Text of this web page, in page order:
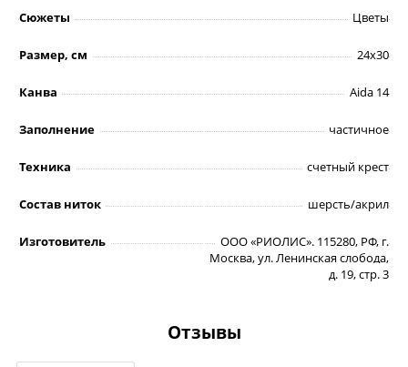
Сюжеты Цветы
Размер, см 24х30
Канва Aida 14
Заполнение частичное
Техника счетный крест
Состав ниток шерсть/акрил
Изготовитель
ООО «РИОЛИС». 115280, РФ, г.
Москва, ул. Ленинская слобода,
д. 19, стр. 3
Отзывы